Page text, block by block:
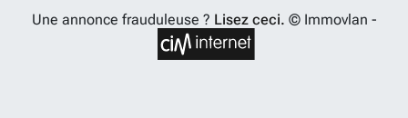
Une annonce frauduleuse ? Lisez ceci. © Immovlan -